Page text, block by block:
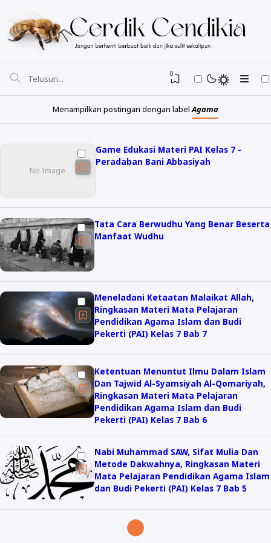
0
Menampilkan postingan dengan labelAgama
Game Edukasi Materi PAI Kelas 7 -
Peradaban Bani Abbasiyah
Tata Cara Berwudhu Yang Benar Beserta
Manfaat Wudhu
Meneladani Ketaatan Malaikat Allah,
Ringkasan Materi Mata Pelajaran
Pendidikan Agama Islam dan Budi
Pekerti (PAI) Kelas 7 Bab 7
Ketentuan Menuntut Ilmu Dalam Islam
Dan Tajwid Al-Syamsiyah Al-Qomariyah,
Ringkasan Materi Mata Pelajaran
Pendidikan Agama Islam dan Budi
Pekerti (PAI) Kelas 7 Bab 6
Nabi Muhammad SAW, Sifat Mulia Dan
Metode Dakwahnya, Ringkasan Materi
Mata Pelajaran Pendidikan Agama Islam
dan Budi Pekerti (PAI) Kelas 7 Bab 5